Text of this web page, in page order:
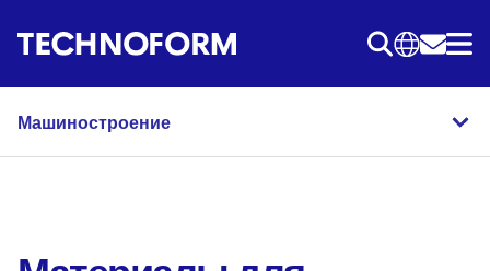
Машиностроение